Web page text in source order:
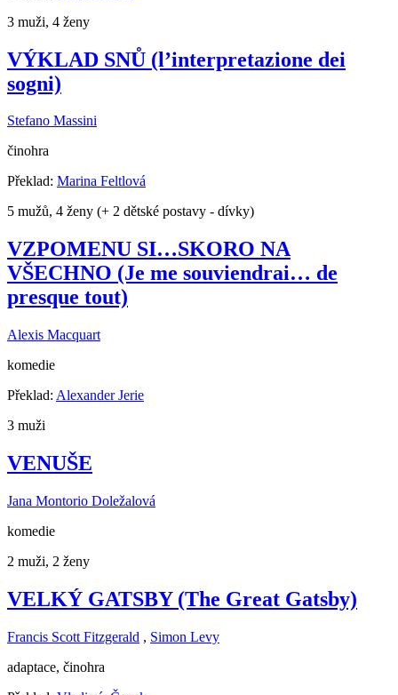
3 muži, 4 ženy
VÝKLAD SNŮ (l’interpretazione dei
sogni)
Stefano Massini
činohra
Překlad: Marina Feltlová
5 mužů, 4 ženy (+ 2 dětské postavy - dívky)
VZPOMENU SI…SKORO NA
VŠECHNO (Je me souviendrai… de
presque tout)
Alexis Macquart
komedie
Překlad: Alexander Jerie
3 muži
VENUŠE
Jana Montorio Doležalová
komedie
2 muži, 2 ženy
VELKÝ GATSBY (The Great Gatsby)
Francis Scott Fitzgerald , Simon Levy
adaptace, činohra